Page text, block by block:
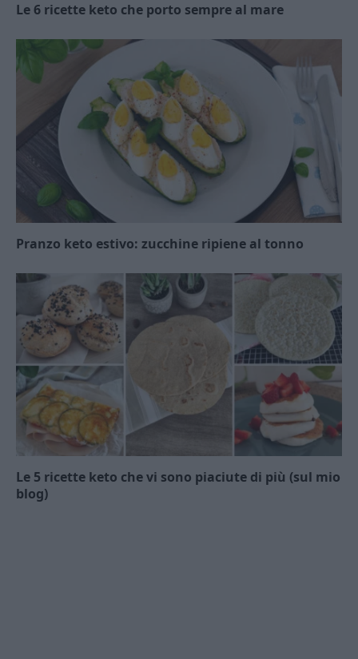
Le 6 ricette keto che porto sempre al mare
Pranzo keto estivo: zucchine ripiene al tonno
Le 5 ricette keto che vi sono piaciute di più (sul mio
blog)